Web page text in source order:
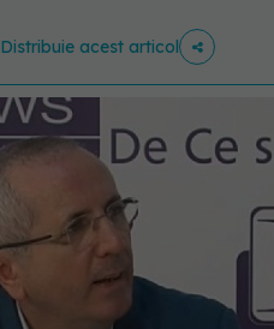
Distribuie acest articol